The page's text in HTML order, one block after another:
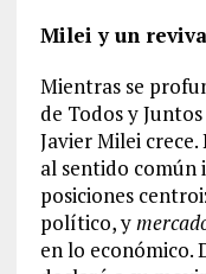
Milei y un
Mientras se
de Todos y
Javier Milei
al sentido
posiciones
político, y
en lo económico.